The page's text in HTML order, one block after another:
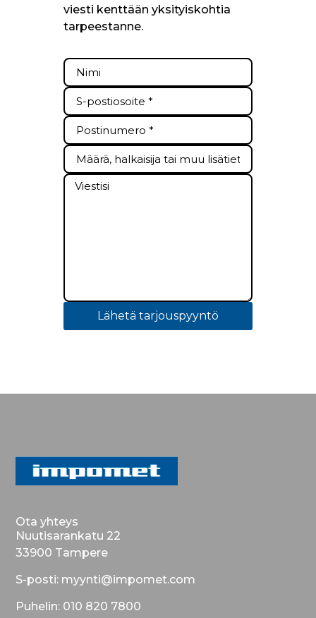
viesti kenttään yksityiskohtia
tarpeestanne.
Lähetä tarjouspyyntö
Ota yhteys
Nuutisarankatu 22
33900 Tampere
S-posti: myynti@impomet.com
Puhelin: 010 820 7800